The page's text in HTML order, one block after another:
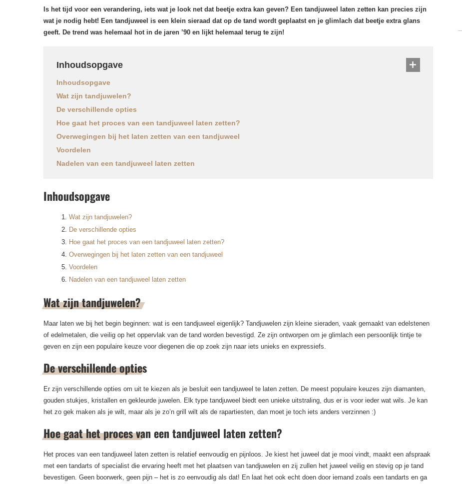
Is het tijd voor een verandering, iets wat je look net dat beetje extra kan geven? Een tandjuweel laten zetten kan precies zijn
wat je nodig hebt! Een tandjuweel is een klein sieraad dat op de tand wordt geplaatst en je glimlach dat beetje extra glans
geeft. De trend was helemaal hot in de jaren ’90 en lijkt helemaal terug te zijn!
Inhoudsopgave
Inhoudsopgave
Wat zijn tandjuwelen?
De verschillende opties
Hoe gaat het proces van een tandjuweel laten zetten?
Overwegingen bij het laten zetten van een tandjuweel
Voordelen
Nadelen van een tandjuweel laten zetten
Inhoudsopgave
Wat zijn tandjuwelen?
De verschillende opties
Hoe gaat het proces van een tandjuweel laten zetten?
Overwegingen bij het laten zetten van een tandjuweel
Voordelen
Nadelen van een tandjuweel laten zetten
Wat zijn tandjuwelen?
Maar laten we bij het begin beginnen: wat is een tandjuweel eigenlijk? Tandjuwelen zijn kleine sieraden, vaak gemaakt van edelstenen
of edelmetalen, die veilig op het oppervlak van de tand worden bevestigd. Ze zijn ontworpen om je glimlach een persoonlijk tintje te
geven en zijn een populaire keuze voor diegenen die op zoek zijn naar iets unieks en expressiefs.
De verschillende opties
Er zijn verschillende opties om uit te kiezen als je besluit een tandjuweel te laten zetten. De meest populaire keuzes zijn diamanten,
gouden stukjes, kristallen en gekleurde juwelen. Elk type tandjuweel biedt een unieke uitstraling, dus er is voor ieder wat wils. Je kan
het zo gek maken als je wilt, maar als je zo’n grill wilt als de rapartiesten, dan moet je toch iets anders verzinnen :)
Hoe gaat het proces van een tandjuweel laten zetten?
Het proces van een tandjuweel laten zetten is relatief eenvoudig en pijnloos. Je kiest het juweel dat je mooi vindt, maakt een afspraak
met een tandarts of specialist die ervaring heeft met het plaatsen van tandjuwelen en zij zullen het juweel veilig en stevig op je tand
bevestigen. Geen boorwerk, geen pijn – het is zo eenvoudig als dat! En laat het ook echt doen door iemand zoals een tandarts en ga